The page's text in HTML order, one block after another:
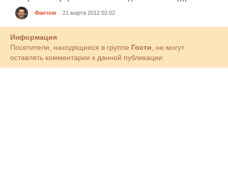
Фантом 21 марта 2012 02:02
Информация
Посетители, находящиеся в группе Гости , не могут
оставлять комментарии к данной публикации.